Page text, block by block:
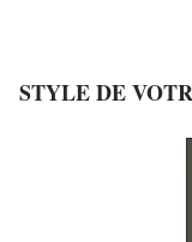
STYLE DE